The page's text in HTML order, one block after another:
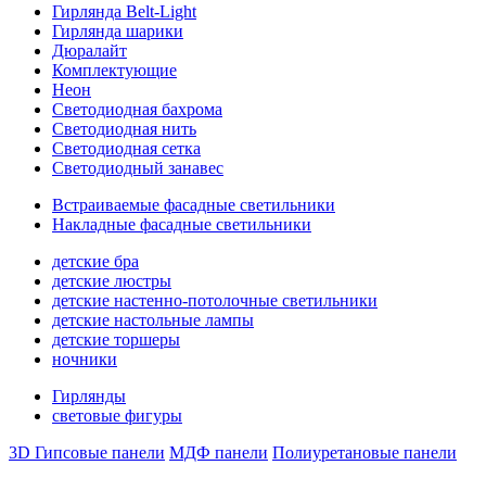
Гирлянда Belt-Light
Гирлянда шарики
Дюралайт
Комплектующие
Неон
Светодиодная бахрома
Светодиодная нить
Светодиодная сетка
Светодиодный занавес
Встраиваемые фасадные светильники
Накладные фасадные светильники
детские бра
детские люстры
детские настенно-потолочные светильники
детские настольные лампы
детские торшеры
ночники
Гирлянды
световые фигуры
3D Гипсовые панели МДФ панели Полиуретановые панели